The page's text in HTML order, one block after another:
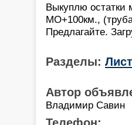
Выкуплю остатки
МО+100км.,
Предлагайте.
Разделы: Лист
Автор
Владимир Савин